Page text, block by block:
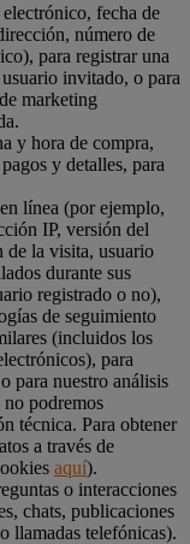
fecha de
número de
para registrar una
invitado, o para
marketing
y hora de compra,
y detalles, para
línea (por ejemplo,
IP, versión del
de la visita, usuario
durante sus
registrado o no),
de seguimiento
(incluidos los
para
para nuestro análisis
no podremos
técnica. Para obtener
a través de
aquí).
o interacciones
chats, publicaciones
llamadas telefónicas).